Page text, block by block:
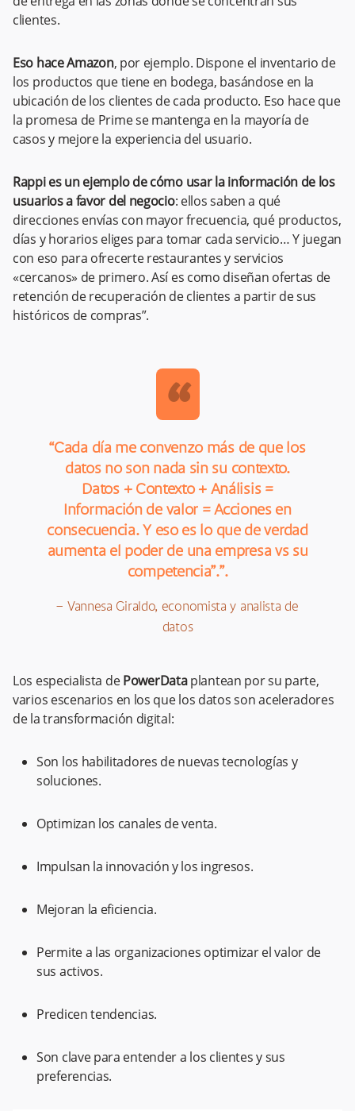
clientes.
Eso hace Amazon, por ejemplo. Dispone el inventario de
los productos que tiene en bodega, basándose en la
ubicación de los clientes de cada producto. Eso hace que
la promesa de Prime se mantenga en la mayoría de
casos y mejore la experiencia del usuario.
Rappi es un ejemplo de cómo usar la información de los
usuarios a favor del negocio: ellos saben a qué
direcciones envías con mayor frecuencia, qué productos,
días y horarios eliges para tomar cada servicio… Y juegan
con eso para ofrecerte restaurantes y servicios
«cercanos» de primero. Así es como diseñan ofertas de
retención de recuperación de clientes a partir de sus
históricos de compras”.
“
“Cada día me convenzo más de que los
datos no son nada sin su contexto.
Datos + Contexto + Análisis =
Información de valor = Acciones en
consecuencia. Y eso es lo que de verdad
aumenta el poder de una empresa vs su
competencia”.”.
– Vannesa Giraldo, economista y analista de
datos
Los especialista dePowerDataplantean por su parte,
varios escenarios en los que los datos son aceleradores
de la transformación digital:
Son los habilitadores de nuevas tecnologías y
soluciones.
Optimizan los canales de venta.
Impulsan la innovación y los ingresos.
Mejoran la eficiencia.
Permite a las organizaciones optimizar el valor de
sus activos.
Predicen tendencias.
Son clave para entender a los clientes y sus
preferencias.